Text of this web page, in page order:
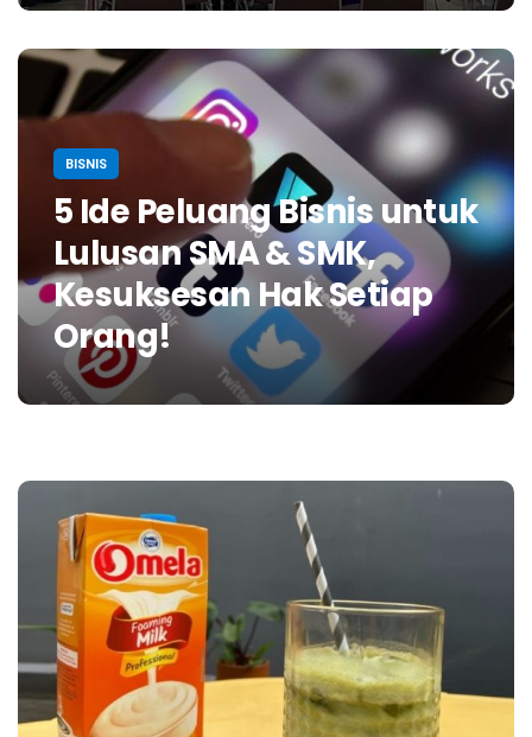
BISNIS
5 Ide Peluang Bisnis untuk
Lulusan SMA & SMK,
Kesuksesan Hak Setiap
Orang!